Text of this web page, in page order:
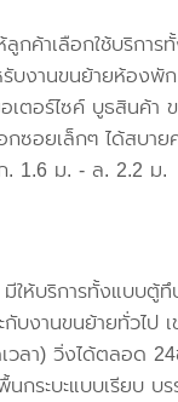
ลูกค้าเลือกใช้บริกา
รับงานขนย้ายห้อง
เตอร์ไซค์ บูธสินค้า
กซอยเล็กๆ ได้สบาย
. 1.6 ม. - ล. 2.2 ม.
ให้บริการทั้งแบบตู้ทึ
กับงานขนย้ายทั่วไป
วลา) วิ่งได้ตลอด
กระบะแบบเรียบ บ